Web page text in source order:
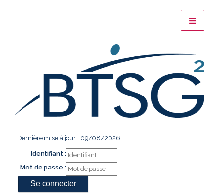
Dernière mise à jour : 09/08/2026
Identifiant :
Mot de passe :